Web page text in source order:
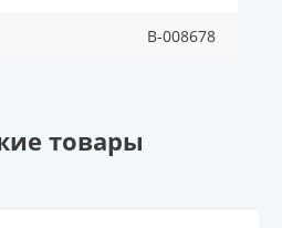
B-008678
товары